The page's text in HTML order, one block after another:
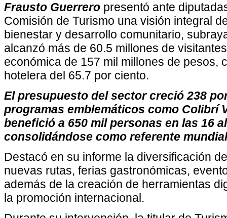
Frausto Guerrero presentó ante
Comisión de Turismo una visión integral
bienestar y desarrollo comunitario,
alcanzó más de 60.5 millones de
económica de 157 mil millones de pesos,
hotelera del 65.7 por ciento.
El presupuesto del sector creció 238
programas emblemáticos como Colibrí
benefició a 650 mil personas en las 16
consolidándose como referente
Destacó en su informe la diversificación
nuevas rutas, ferias gastronómicas,
además de la creación de herramientas
la promoción internacional.